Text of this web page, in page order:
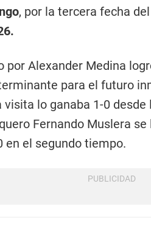
, por la tercera fecha del
por Alexander Medina
para el futuro
visita lo ganaba 1-0
Fernando Muslera
en el segundo tiempo.